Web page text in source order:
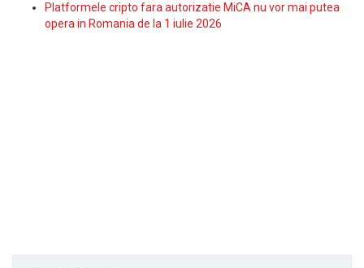
Platformele cripto fara autorizatie MiCA nu vor mai putea
opera in Romania de la 1 iulie 2026